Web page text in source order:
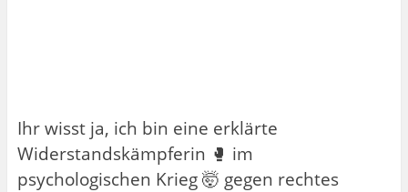
Ihr wisst ja, ich bin eine erklärte
Widerstandskämpferin 🥊 im
psychologischen Krieg 🤯 gegen rechtes